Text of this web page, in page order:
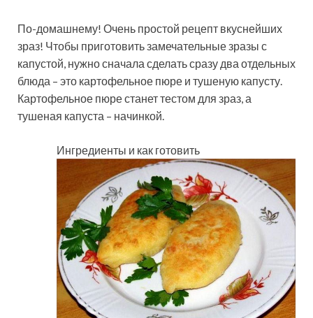
По-домашнему! Очень простой рецепт вкуснейших
зраз! Чтобы приготовить замечательные зразы с
капустой, нужно сначала сделать сразу два отдельных
блюда – это картофельное пюре и тушеную капусту.
Картофельное пюре станет тестом для зраз, а
тушеная капуста – начинкой.
Ингредиенты и как готовить